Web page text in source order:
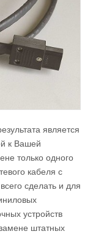
является
к Вашей
только одного
кабеля с
сделать и для
устройств
штатных